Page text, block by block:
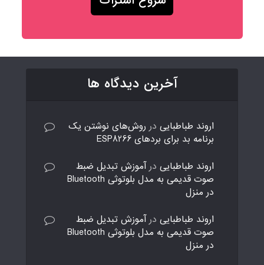
آخرین دیدگاه ها
اروند طباطبایی در روش‌های نوشتن یک
برنامه بد برای بردهای ESP8266
اروند طباطبایی درآموزش تبدیل ضبط
صوت قدیمی به مدل بلوتوثی Bluetooth
در منزل
اروند طباطبایی درآموزش تبدیل ضبط
صوت قدیمی به مدل بلوتوثی Bluetooth
در منزل